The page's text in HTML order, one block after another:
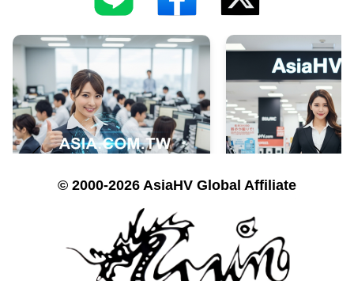
© 2000-2026 AsiaHV Global Affiliate